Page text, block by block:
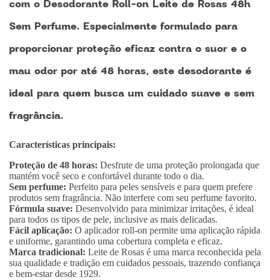
Sem Perfume. Especialmente formulado para
proporcionar proteção eficaz contra o suor e o
mau odor por até 48 horas, este desodorante é
ideal para quem busca um cuidado suave e sem
fragrância.
Características principais:
Proteção de 48 horas: Desfrute de uma proteção prolongada que
mantém você seco e confortável durante todo o dia.
Sem perfume: Perfeito para peles sensíveis e para quem prefere
produtos sem fragrância. Não interfere com seu perfume favorito.
Fórmula suave: Desenvolvido para minimizar irritações, é ideal
para todos os tipos de pele, inclusive as mais delicadas.
Fácil aplicação: O aplicador roll-on permite uma aplicação rápida
e uniforme, garantindo uma cobertura completa e eficaz.
Marca tradicional: Leite de Rosas é uma marca reconhecida pela
sua qualidade e tradição em cuidados pessoais, trazendo confiança
e bem-estar desde 1929.